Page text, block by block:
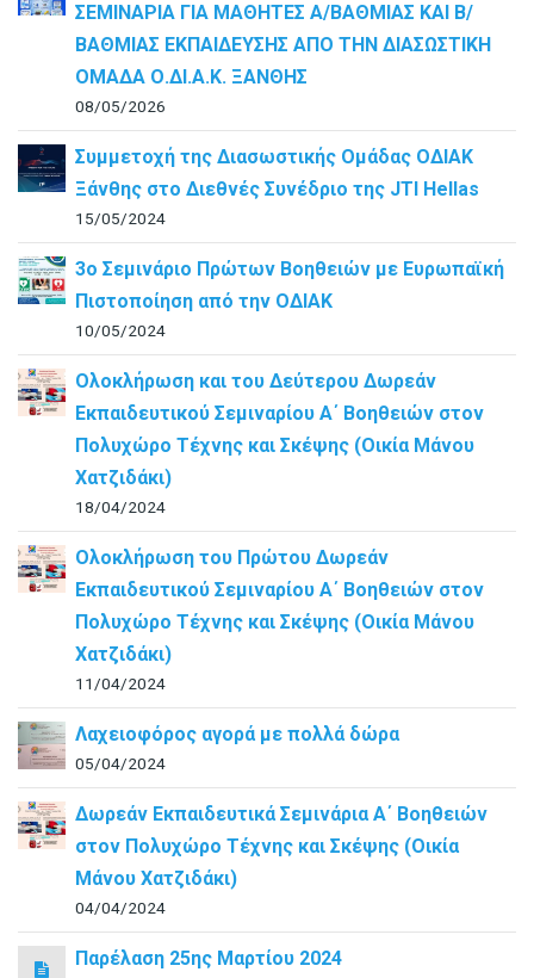
ΣΕΜΙΝΑΡΙΑ ΓΙΑ ΜΑΘΗΤΕΣ Α/ΒΑΘΜΙΑΣ ΚΑΙ Β/
ΒΑΘΜΙΑΣ ΕΚΠΑΙΔΕΥΣΗΣ ΑΠΟ ΤΗΝ ΔΙΑΣΩΣΤΙΚΗ
ΟΜΑΔΑ Ο.ΔΙ.Α.Κ. ΞΑΝΘΗΣ
08/05/2026
Συμμετοχή της Διασωστικής Ομάδας ΟΔΙΑΚ
Ξάνθης στο Διεθνές Συνέδριο της JTI Hellas
15/05/2024
3ο Σεμινάριο Πρώτων Βοηθειών με Ευρωπαϊκή
Πιστοποίηση από την ΟΔΙΑΚ
10/05/2024
Ολοκλήρωση και του Δεύτερου Δωρεάν
Εκπαιδευτικού Σεμιναρίου Α΄ Βοηθειών στον
Πολυχώρο Τέχνης και Σκέψης (Οικία Μάνου
Χατζιδάκι)
18/04/2024
Ολοκλήρωση του Πρώτου Δωρεάν
Εκπαιδευτικού Σεμιναρίου Α΄ Βοηθειών στον
Πολυχώρο Τέχνης και Σκέψης (Οικία Μάνου
Χατζιδάκι)
11/04/2024
Λαχειοφόρος αγορά με πολλά δώρα
05/04/2024
Δωρεάν Εκπαιδευτικά Σεμινάρια Α΄ Βοηθειών
στον Πολυχώρο Τέχνης και Σκέψης (Οικία
Μάνου Χατζιδάκι)
04/04/2024
Παρέλαση 25ης Μαρτίου 2024